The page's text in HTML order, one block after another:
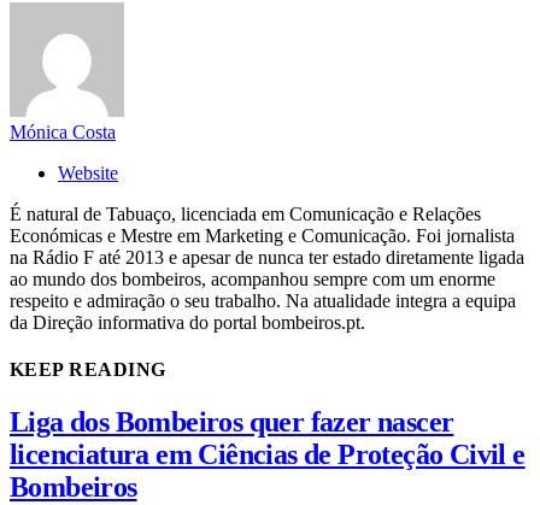
Mónica Costa
Website
É natural de Tabuaço, licenciada em Comunicação e Relações
Económicas e Mestre em Marketing e Comunicação. Foi jornalista
na Rádio F até 2013 e apesar de nunca ter estado diretamente ligada
ao mundo dos bombeiros, acompanhou sempre com um enorme
respeito e admiração o seu trabalho. Na atualidade integra a equipa
da Direção informativa do portal bombeiros.pt.
KEEP READING
Liga dos Bombeiros quer fazer nascer
licenciatura em Ciências de Proteção Civil e
Bombeiros